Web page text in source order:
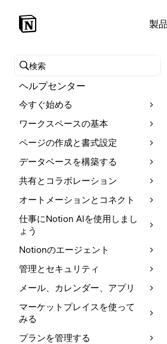
製品
ヘルプセンターを検索
ヘルプセンター
今すぐ始める
ワークスペースの基本
ページの作成と書式設定
データベースを構築する
共有とコラボレーション
オートメーションとコネクト
仕事にNotion AIを使用しまし
ょう
Notionのエージェント
管理とセキュリティ
メール、カレンダー、アプリ
マーケットプレイスを使って
みる
プランを管理する